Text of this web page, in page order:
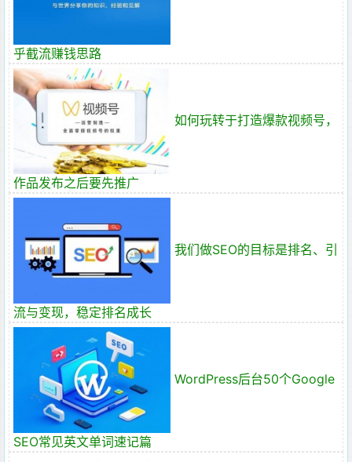
乎截流赚钱思路
如何玩转于打造爆款视频号，
作品发布之后要先推广
我们做SEO的目标是排名、引
流与变现，稳定排名成长
WordPress后台50个Google
SEO常见英文单词速记篇